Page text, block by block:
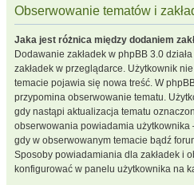
Obserwowanie tematów i
Jaka jest różnica między dodaniem
Dodawanie zakładek w phpBB 3.0
zakładek w przeglądarce. Użytkownik
temacie pojawia się nowa treść. W
przypomina obserwowanie tematu.
gdy nastąpi aktualizacja tematu
obserwowania powiadamia
gdy w obserwowanym temacie bądź
Sposoby powiadamiania dla zakładek i
konfigurować w panelu użytkownika na